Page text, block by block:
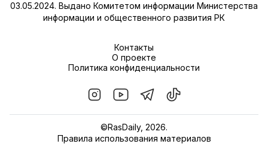
03.05.2024. Выдано Комитетом информации Министерства
информации и общественного развития РК
Контакты
О проекте
Политика конфиденциальности
©RasDaily, 2026.
Правила использования материалов